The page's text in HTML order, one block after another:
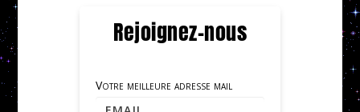
Rejoignez-nous
Votre meilleure adresse mail